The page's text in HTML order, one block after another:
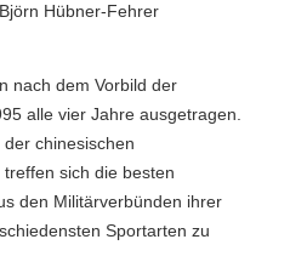
Hübner-Fehrer
nach dem Vorbild der
alle vier Jahre ausgetragen.
der chinesischen
sich die besten
den Militärverbünden ihrer
Sportarten zu